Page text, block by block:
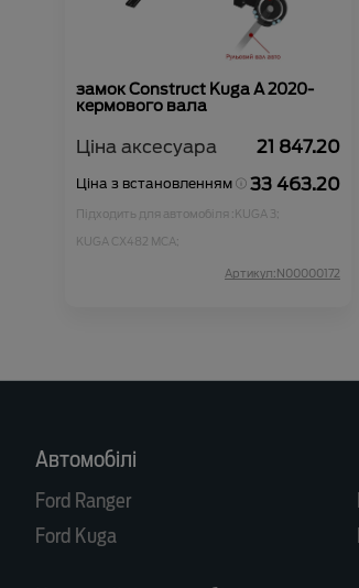
замок Construct Kuga А 2020-
кермового вала
Ціна аксесуара 21 847.20
Ціна з встановленням 33 463.20
Підходить для автомобіля :KUGA 3;
KUGA CX482 MCA;
Артикул:N00000172
Автомобілі
Ford Ranger
Ford Kuga